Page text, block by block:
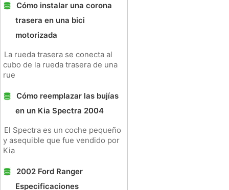
Cómo instalar una corona
trasera en una bici
motorizada
La rueda trasera se conecta al
cubo de la rueda trasera de una
rue
Cómo reemplazar las bujías
en un Kia Spectra 2004
El Spectra es un coche pequeño
y asequible que fue vendido por
Kia
2002 Ford Ranger
Especificaciones